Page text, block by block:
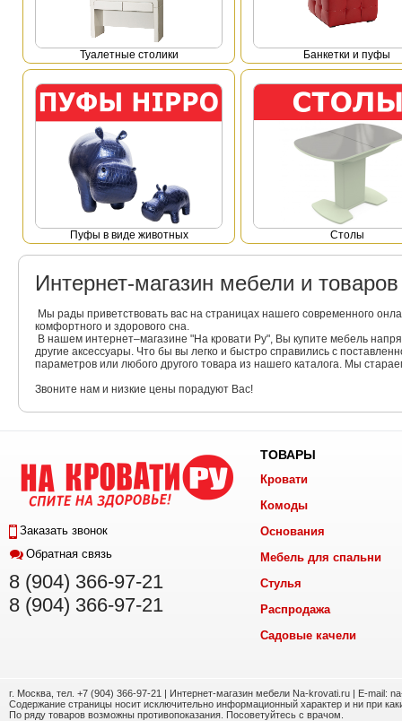
Туалетные столики Банкетки и пуфы
Пуфы в виде животных Столы
Интернет-магазин мебели и
Мы рады приветствовать вас на страницах нашего современного
комфортного и здорового сна.
В нашем интернет–магазине "На кровати Ру", Вы купите мебель
другие аксессуары. Что бы вы легко и быстро справились с
параметров или любого другого товара из нашего каталога. Мы
Звоните нам и низкие цены порадуют Вас!
Заказать звонок
Обратная связь
8 (904) 366-97-21
8 (904) 366-97-21
ТОВАРЫ
Кровати
Комоды
Основания
Мебель для спальни
Стулья
Распродажа
Садовые качели
г. Москва, тел. +7 (904) 366-97-21 | Интернет-магазин мебели Na-krovati.ru | E-mail:
Содержание страницы носит исключительно информационный характер и ни при
По ряду товаров возможны противопоказания. Посоветуйтесь с врачом.